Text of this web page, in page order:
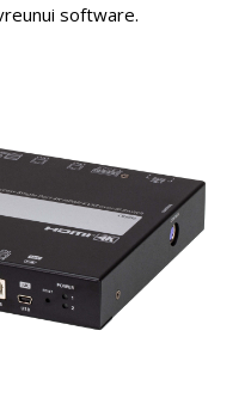
software.